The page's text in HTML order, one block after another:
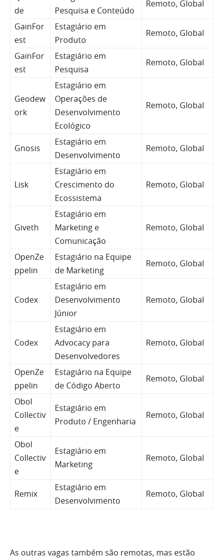
de
Pesquisa e Conteúdo
Remoto, Global
GainFor
est
Estagiário em
Produto
Remoto, Global
GainFor
est
Estagiário em
Pesquisa
Remoto, Global
Geodew
ork
Estagiário em
Operações de
Desenvolvimento
Ecológico
Remoto, Global
Gnosis
Estagiário em
Desenvolvimento
Remoto, Global
Lisk
Estagiário em
Crescimento do
Ecossistema
Remoto, Global
Giveth
Estagiário em
Marketing e
Comunicação
Remoto, Global
OpenZe
ppelin
Estagiário na Equipe
de Marketing
Remoto, Global
Codex
Estagiário em
Desenvolvimento
Júnior
Remoto, Global
Codex
Estagiário em
Advocacy para
Desenvolvedores
Remoto, Global
OpenZe
ppelin
Estagiário na Equipe
de Código Aberto
Remoto, Global
Obol
Collectiv
e
Estagiário em
Produto / Engenharia
Remoto, Global
Obol
Collectiv
e
Estagiário em
Marketing
Remoto, Global
Remix
Estagiário em
Desenvolvimento
Remoto, Global
As outras vagas também são remotas, mas estão